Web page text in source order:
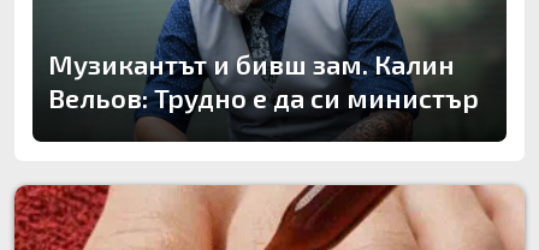
Музикантът и бивш зам. Калин
Вельов: Трудно е да си министър